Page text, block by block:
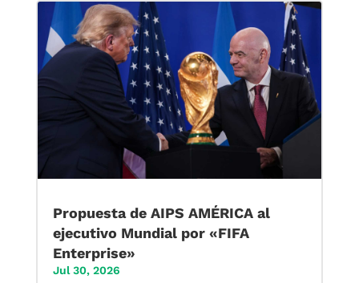
Propuesta de AIPS AMÉRICA al
ejecutivo Mundial por «FIFA
Enterprise»
Jul 30, 2026